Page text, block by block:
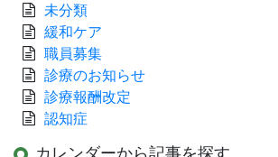
未分類
緩和ケア
職員募集
診療のお知らせ
診療報酬改定
認知症
カレンダーから記事を探す